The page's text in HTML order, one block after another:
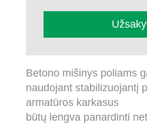
Betono mišinys poliams
naudojant stabilizuojantį
armatūros karkasus
būtų lengva panardinti